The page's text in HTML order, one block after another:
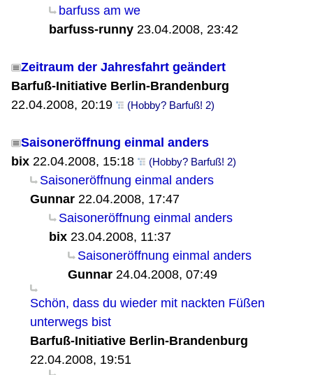
barfuss am we
barfuss-runny 23.04.2008, 23:42
Zeitraum der Jahresfahrt geändert
Barfuß-Initiative Berlin-Brandenburg
22.04.2008, 20:19
(Hobby? Barfuß! 2)
Saisoneröffnung einmal anders
bix 22.04.2008, 15:18 (Hobby? Barfuß! 2)
Saisoneröffnung einmal anders
Gunnar 22.04.2008, 17:47
Saisoneröffnung einmal anders
bix 23.04.2008, 11:37
Saisoneröffnung einmal anders
Gunnar 24.04.2008, 07:49
Schön, dass du wieder mit nackten Füßen
unterwegs bist
Barfuß-Initiative Berlin-Brandenburg
22.04.2008, 19:51